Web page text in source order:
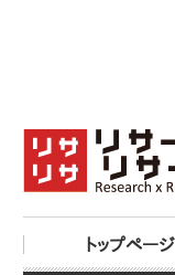
トップページ